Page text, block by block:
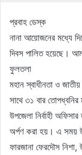
প্রবাহ ডেস্ক
নানা আয়োজনের মধ্যে
দিবস পালিত হয়েছে।
ফুলতলা
মহান স্বাধীনতা ও
সাথে ৩১ বার
উপজেলা নির্বাহী
অর্পণ করা হয়। এ সময়
ফারজানা ফেরদৌস নিশা,